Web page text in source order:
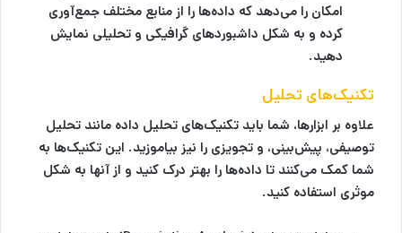
امکان را می‌دهد که داده‌ها را از منابع مختلف جمع‌آوری
کرده و به شکل داشبوردهای گرافیکی و تحلیلی نمایش
دهید.
تکنیک‌های تحلیل
علاوه بر ابزارها، شما باید تکنیک‌های تحلیل داده مانند تحلیل
توصیفی، پیش‌بینی، و تجویزی را نیز بیاموزید. این تکنیک‌ها به
شما کمک می‌کنند تا داده‌ها را بهتر درک کنید و از آنها به شکل
موثری استفاده کنید.